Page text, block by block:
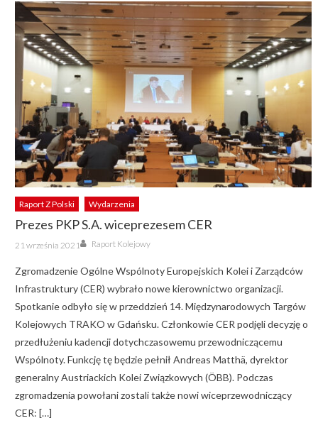
Raport Z Polski Wydarzenia
Prezes PKP S.A. wiceprezesem CER
Posted
on
21 września 2021 Author
Raport Kolejowy
Zgromadzenie Ogólne Wspólnoty Europejskich Kolei i Zarządców
Infrastruktury (CER) wybrało nowe kierownictwo organizacji.
Spotkanie odbyło się w przeddzień 14. Międzynarodowych Targów
Kolejowych TRAKO w Gdańsku. Członkowie CER podjęli decyzję o
przedłużeniu kadencji dotychczasowemu przewodniczącemu
Wspólnoty. Funkcję tę będzie pełnił Andreas Matthä, dyrektor
generalny Austriackich Kolei Związkowych (ÖBB). Podczas
zgromadzenia powołani zostali także nowi wiceprzewodniczący
CER: […]